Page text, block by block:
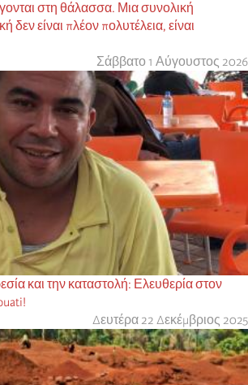
στη θάλασσα. Μια συνολική
δεν είναι πλέον πολυτέλεια, είναι
Σάββατο 1 Αύγουστος 2026
και την καταστολή: Ελευθερία στον
Δευτέρα 22 Δεκέμβριος 2025